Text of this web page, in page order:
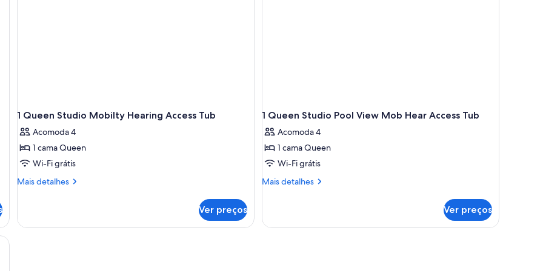
1 Queen Studio Mobilty Hearing Access Tub
Acomoda 4
1 cama Queen
Wi-Fi grátis
Mais detalhes
Mais
Queen
Ver preços
1 Queen Studio Pool View Mob Hear Access Tub
Acomoda 4
1 cama Queen
Wi-Fi grátis
Mais detalhes
Mais
Queen
Ver preços